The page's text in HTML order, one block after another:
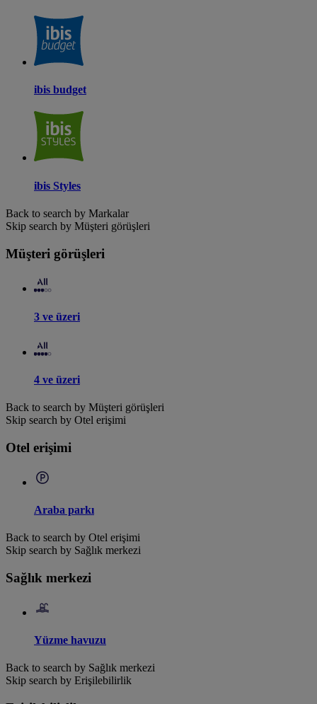
ibis budget
ibis Styles
Back to search by Markalar
Skip search by Müşteri görüşleri
Müşteri görüşleri
3 ve üzeri
4 ve üzeri
Back to search by Müşteri görüşleri
Skip search by Otel erişimi
Otel erişimi
Araba parkı
Back to search by Otel erişimi
Skip search by Sağlık merkezi
Sağlık merkezi
Yüzme havuzu
Back to search by Sağlık merkezi
Skip search by Erişilebilirlik